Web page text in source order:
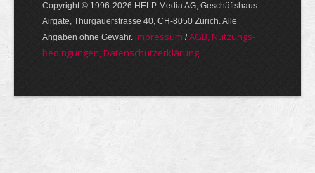
Copyright © 1996-2026 HELP Media AG, Geschäftshaus
Airgate, Thurgauer­strasse 40, CH-8050 Zürich. Alle
Angaben ohne Gewähr. Im­pres­sum /AGB, Nut­zungs­
bedin­gungen, Daten­schutz­er­klärung